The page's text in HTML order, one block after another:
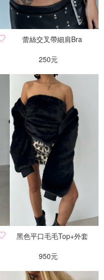
蕾絲交叉帶細肩Bra
250元
黑色平口毛毛Top+外套
950元